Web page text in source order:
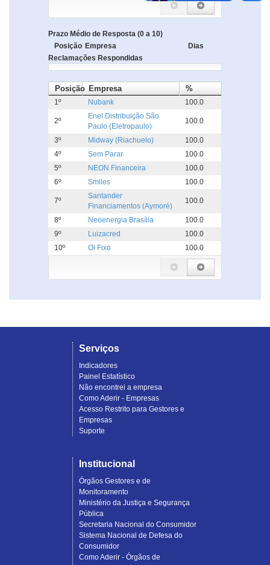
Prazo Médio de Resposta (0 a 10)
Posição Empresa
Dias
Reclamações Respondidas
Posição Empresa %
1º Nubank 100.0
2º
Enel Distribuição São
Paulo (Eletropaulo)
100.0
3º Midway (Riachuelo)
100.0
4º
Sem Parar
100.0
5º
NEON Financeira
100.0
6º
Smiles 100.0
7º
Santander
Financiamentos (Aymoré)
100.0
8º Neoenergia Brasília
100.0
9º
Luizacred
100.0
10º
Oi Fixo 100.0
Serviços
Indicadores
Painel Estatístico
Não encontrei a empresa
Como Aderir - Empresas
Acesso Restrito para Gestores e
Empresas
Suporte
Institucional
Órgãos Gestores e de
Monitoramento
Ministério da Justiça e Segurança
Pública
Secretaria Nacional do Consumidor
Sistema Nacional de Defesa do
Consumidor
Como Aderir - Órgãos de